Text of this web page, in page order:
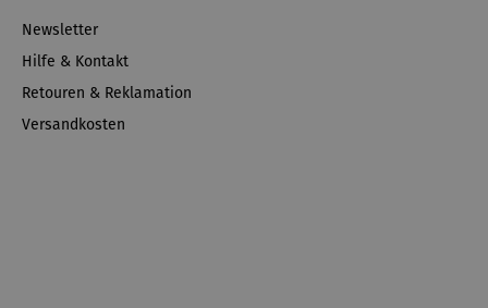
Newsletter
Hilfe & Kontakt
Retouren & Reklamation
Versandkosten